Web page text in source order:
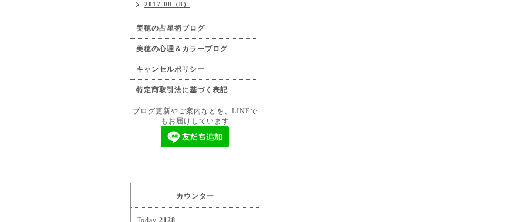
2017-08（8）
美穂の占星術ブログ
美穂の心理＆カラーブログ
キャンセルポリシー
特定商取引法に基づく表記
ブログ更新やご案内などを、LINEで
もお届けしています
カウンター
Today 2128